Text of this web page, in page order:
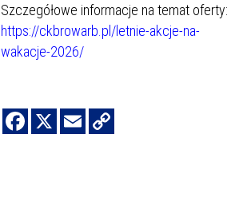
Szczegółowe informacje na temat oferty:
https://ckbrowarb.pl/letnie-akcje-na-
wakacje-2026/